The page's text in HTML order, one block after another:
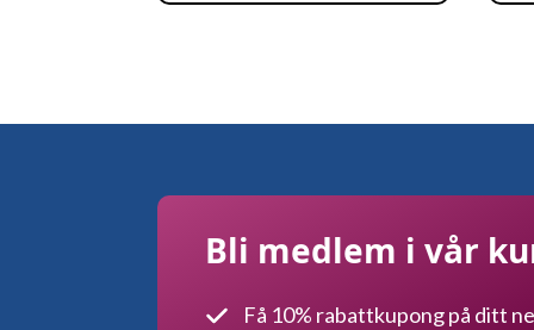
Bli medlem i vår
Få 10% rabattkupong på ditt